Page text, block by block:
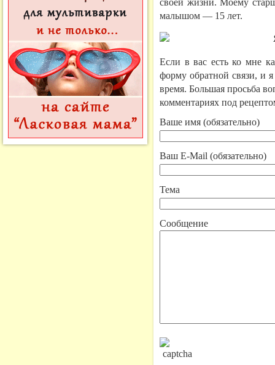
своей жизни. Моему
малышом — 15 лет.
Если в вас есть ко мне
форму обратной связи, и
время. Большая просьба
комментариях под
Ваше имя (обязательно)
Ваш E-Mail (обязательно)
Тема
Сообщение